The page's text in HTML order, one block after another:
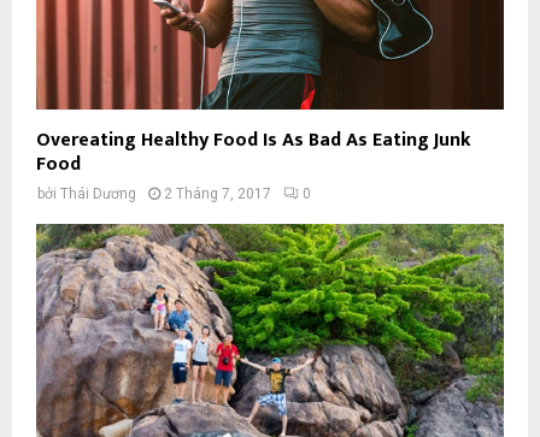
Overeating Healthy Food Is As Bad As Eating Junk
Food
bởi Thái Dương 2 Tháng 7, 2017 0